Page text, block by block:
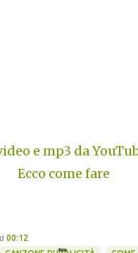
e mp3 da
Ecco come fare
00:12